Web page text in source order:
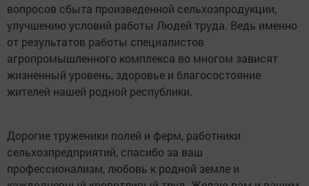
вопросов сбыта произведенной сельхозпродукции,
улучшению условий работы Людей труда. Ведь именно
от результатов работы специалистов
агропромышленного комплекса во многом зависят
жизненный уровень, здоровье и благосостояние
жителей нашей родной республики.
Дорогие труженики полей и ферм, работники
сельхозпредприятий, спасибо за ваш
профессионализм, любовь к родной земле и